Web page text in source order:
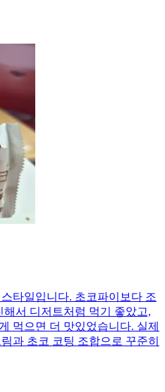
타일입니다. 초코파이보다 조
서 디저트처럼 먹기 좋았고,
먹으면 더 맛있었습니다. 실제
과 초코 코팅 조합으로 꾸준히